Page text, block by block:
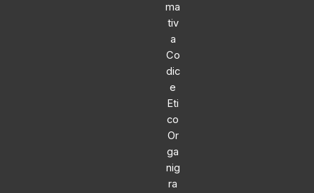
ma
tiv
a
Co
dic
e
Eti
co
Or
ga
nig
ra